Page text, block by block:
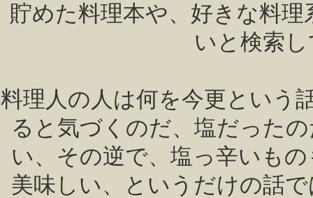
貯めた料理本や、好きな料
いと検索
料理人の人は何を今更という
ると気づくのだ、塩だった
い、その逆で、塩っ辛いも
美味しい、というだけの話